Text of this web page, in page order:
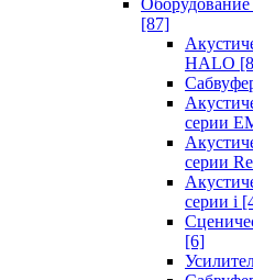
Оборудование
[87]
HALO
серии
серии
серии i
[6]